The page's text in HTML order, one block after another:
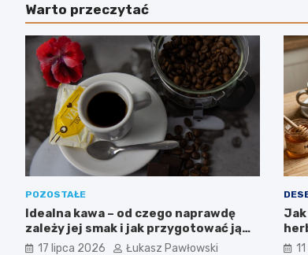
Warto przeczytać
POZOSTAŁE
Idealna kawa – od czego naprawdę
zależy jej smak i jak przygotować ją
jak profesjonalista?
17 lipca 2026 Łukasz Pawłowski